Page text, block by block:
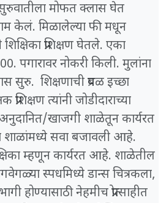
मोफत क्लास घेत
केलं. मिळालेल्या फी मधून
प्रशिक्षण घेतले. एका
पगारावर नोकरी किली. मुलांना
सुरु. शिक्षणाची प्रबळ इच्छा
त्यांनी जोडीदाराच्या
खाजगी शाळेतून कार्यरत
शाळांमध्ये सवा बजावली आहे.
म्हणून कार्यरत आहे. शाळेतील
स्पधमिध्ये डान्स चित्रकला,
होण्यासाठी नेहमीच प्रोत्साहीत